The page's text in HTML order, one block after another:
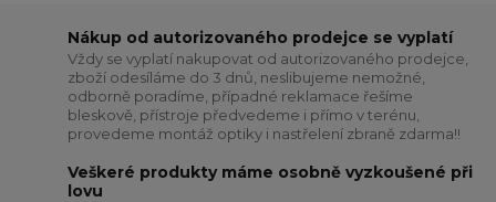
Nákup od autorizovaného prodejce se vyplatí
Vždy se vyplatí nakupovat od autorizovaného prodejce,
zboží odesíláme do 3 dnů, neslibujeme nemožné,
odborně poradíme, případné reklamace řešíme
bleskově, přístroje předvedeme i přímo v terénu,
provedeme montáž optiky i nastřelení zbraně zdarma!!
Veškeré produkty máme osobně vyzkoušené při
lovu